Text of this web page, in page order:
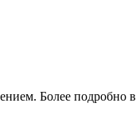
Более подробно в